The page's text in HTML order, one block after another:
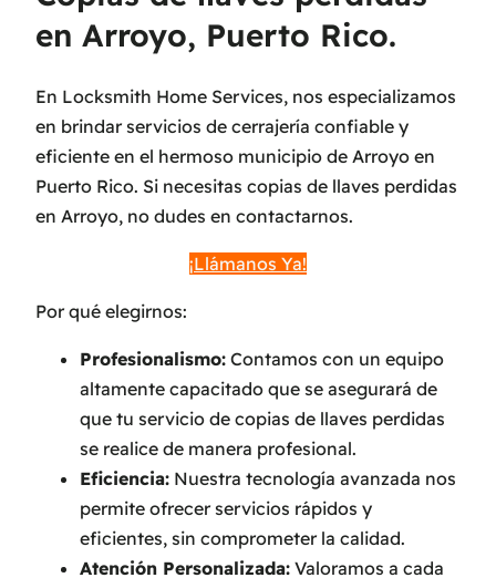
en Arroyo, Puerto Rico.
En Locksmith Home Services, nos especializamos
en brindar servicios de cerrajería confiable y
eficiente en el hermoso municipio de Arroyo en
Puerto Rico. Si necesitas copias de llaves perdidas
en Arroyo, no dudes en contactarnos.
¡Llámanos Ya!
Por qué elegirnos:
Profesionalismo: Contamos con un equipo
altamente capacitado que se asegurará de
que tu servicio de copias de llaves perdidas
se realice de manera profesional.
Eficiencia: Nuestra tecnología avanzada nos
permite ofrecer servicios rápidos y
eficientes, sin comprometer la calidad.
Atención Personalizada: Valoramos a cada